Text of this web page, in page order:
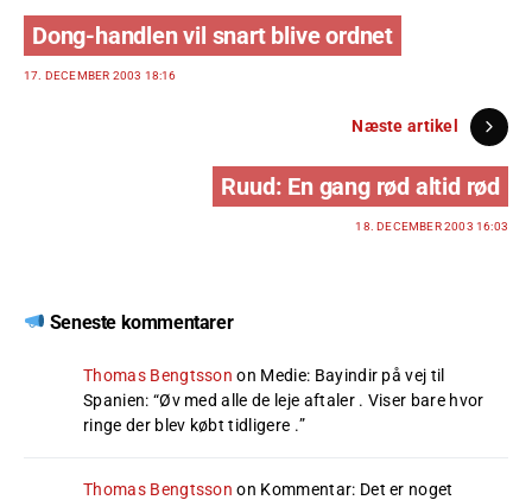
Dong-handlen vil snart blive ordnet
17. DECEMBER 2003 18:16
Næste artikel
Ruud: En gang rød altid rød
18. DECEMBER 2003 16:03
Seneste kommentarer
Thomas Bengtsson on Medie: Bayindir på vej til
Spanien: “Øv med alle de leje aftaler . Viser bare hvor
ringe der blev købt tidligere .”
Thomas Bengtsson on Kommentar: Det er noget